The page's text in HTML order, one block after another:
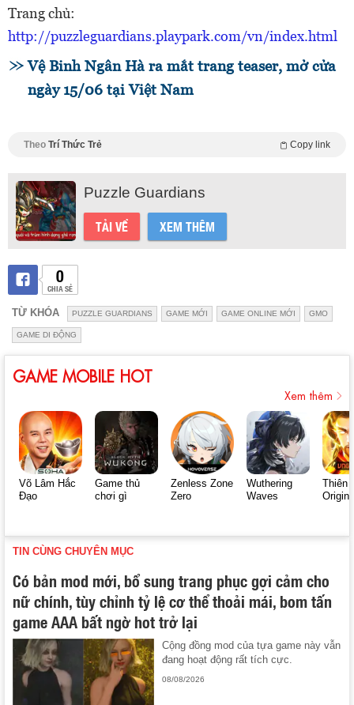
Trang chủ:
http://puzzleguardians.playpark.com/vn/index.html
Vệ Binh Ngân Hà ra mắt trang teaser, mở cửa
ngày 15/06 tại Việt Nam
Theo Trí Thức Trẻ Copy link
Puzzle Guardians
TẢI VỀ XEM THÊM
0
CHIA SẺ
TỪ KHÓA PUZZLE GUARDIANS GAME MỚI GAME ONLINE MỚI GMO
GAME DI ĐỘNG
GAME MOBILE HOT
Xem thêm
Võ Lâm Hắc
Đạo
Game thủ
chơi gì
Zenless Zone
Zero
Wuthering
Waves
Thiên
Origin
TIN CÙNG CHUYÊN MỤC
Có bản mod mới, bổ sung trang phục gợi cảm cho
nữ chính, tùy chỉnh tỷ lệ cơ thể thoải mái, bom tấn
game AAA bất ngờ hot trở lại
Cộng đồng mod của tựa game này vẫn
đang hoạt động rất tích cực.
08/08/2026